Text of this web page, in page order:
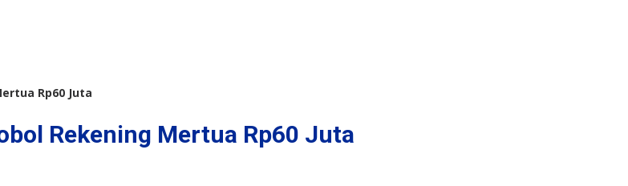
Rp60 Juta
Rekening Mertua Rp60 Juta